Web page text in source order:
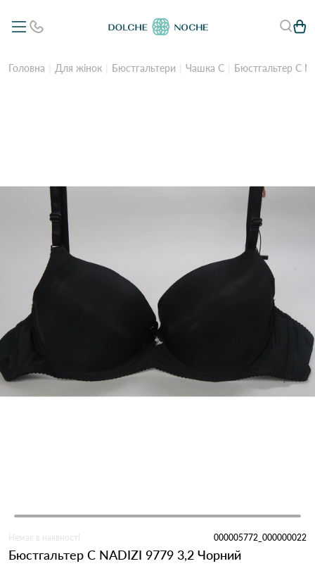
Головна Для жінок Бюстгальтери Чашка C Бюстгальтер С
Немає в наявності 000005772_000000022
Бюстгальтер С NADIZI 9779 3,2 Чорний